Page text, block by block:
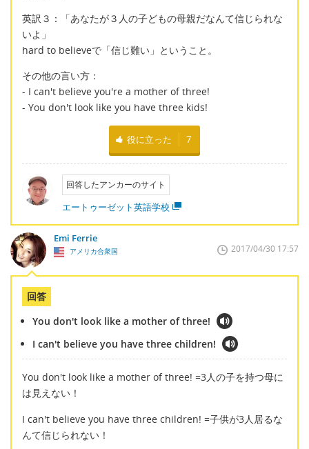
英訳３：「あなたが３人の子どもの母親だなんて信じられな
いよ」
hard to believeで「信じ難い」ということ。
その他の言い方：
- I can't believe you're a mother of three!
- You don't look like you have three kids!
役に立った 7
回答したアンカーのサイト
エートゥーゼット英語学校
Emi Ferrie
アメリカ合衆国 2017/04/30 17:57
回答
You don't look like a mother of three!
I can't believe you have three children!
You don't look like a mother of three! =3人の子を持つ母に
は見えない！
I can't believe you have three children! =子供が3人居るな
んて信じられない！